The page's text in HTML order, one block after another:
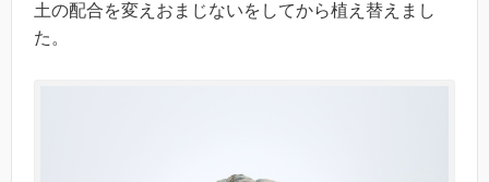
土の配合を変えおまじないをしてから植え替えまし
た。